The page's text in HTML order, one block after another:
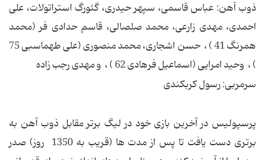
ذوب آهن: عباس قاسمى، سپهر حیدرى، گئورگ استراتولات، على
احمدى، مهدى زارعى، محمد صلصالى، قاسم حدادى فر (محمد
همرنگ 41 ) ، حسن اشجارى، محمد منصورى (على طهماسبى 75
) ، وحید امرایى (اسماعیل فرهادى 62 ) ، و مهدى رجب زاده
سرمربى: رسول كربكندى
پرسپولیس در آخرین بازى خود در لیگ برتر مقابل ذوب آهن به
برترى دست یافت تا پس از مدت ها (قریب به 1350 روز) صدر